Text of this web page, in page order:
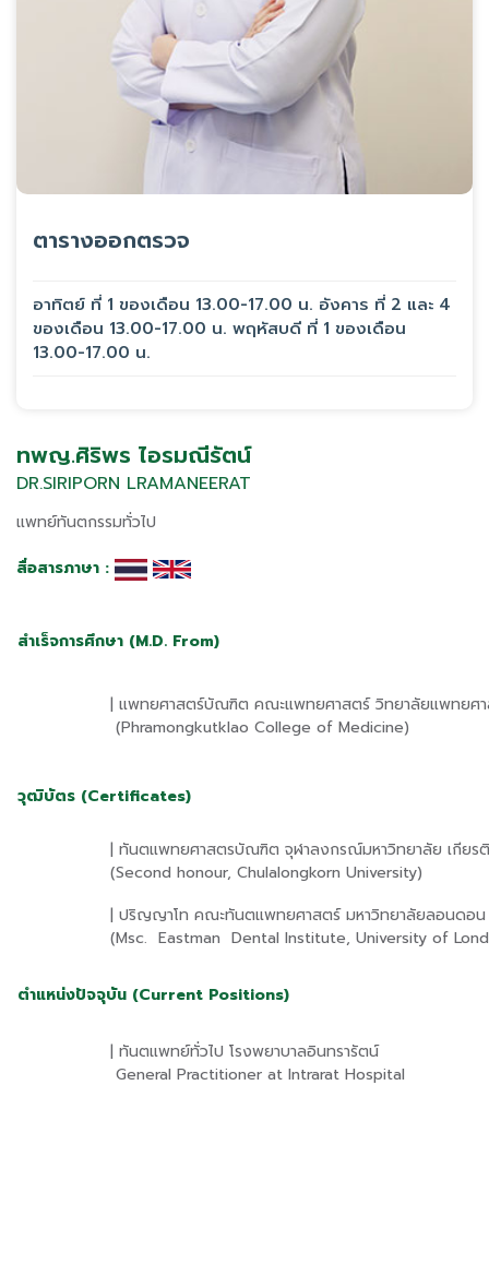
ตารางออกตรวจ
อาทิตย์ ที่ 1 ของเดือน 13.00-17.00 น. อังคาร ที่ 2 และ 4
ของเดือน 13.00-17.00 น. พฤหัสบดี ที่ 1 ของเดือน
13.00-17.00 น.
ทพญ.ศิริพร ไอรมณีรัตน์
DR.SIRIPORN LRAMANEERAT
แพทย์ทันตกรรมทั่วไป
สื่อสารภาษา :
สำเร็จการศึกษา (M.D. From)
| แพทยศาสตร์บัณฑิต คณะแพทยศาสตร์ วิทยาลัยแพทยศา
(Phramongkutklao College of Medicine)
วุฒิบัตร (Certificates)
| ทันตแพทยศาสตรบัณฑิต จุฬาลงกรณ์มหาวิทยาลัย เกีย
(Second honour, Chulalongkorn University)
| ปริญญาโท คณะทันตแพทยศาสตร์ มหาวิทยาลัยลอนดอ
(Msc. Eastman Dental Institute,
ตำแหน่งปัจจุบัน (Current Positions)
| ทันตแพทย์ทั่วไป โรงพยาบาลอินทรารัตน์
General Practitioner at Intrarat Hospital